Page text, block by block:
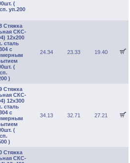
(
уп.200
Стяжка
СКС-
12х200
сталь
с
(
)
24.34 23.33 19.40
Стяжка
СКС-
12х300
сталь
с
(
)
34.13 32.71 27.21
Стяжка
СКС-